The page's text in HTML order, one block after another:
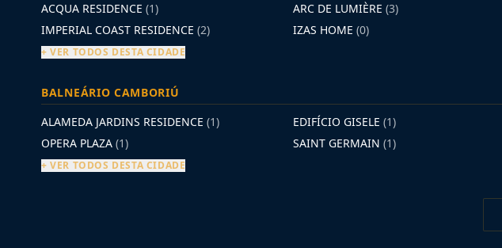
ACQUA RESIDENCE (1) ARC DE LUMIÈRE (3)
IMPERIAL COAST RESIDENCE (2) IZAS HOME (0)
+ VER TODOS DESTA CIDADE
BALNEÁRIO CAMBORIÚ
ALAMEDA JARDINS RESIDENCE (1) EDIFÍCIO GISELE (1)
OPERA PLAZA (1) SAINT GERMAIN (1)
+ VER TODOS DESTA CIDADE